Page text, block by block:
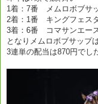
1着：7番 メムロボブサ
2着：1番 キングフェス
3着：6番 コマサンエー
となりメムロボブサップ
3連単の配当は870円でし